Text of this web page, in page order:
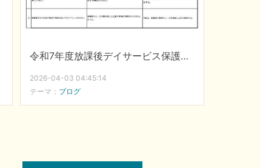
令和7年度放課後デイサービス保護者等向けアンケート/事業者向け自己評価表の結果
2026-04-03 04:45:14
テーマ： ブログ